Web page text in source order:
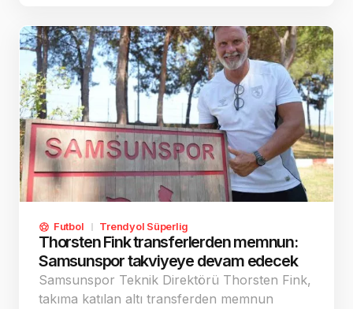
Futbol Trendyol Süperlig
Thorsten Fink transferlerden memnun:
Samsunspor takviyeye devam edecek
Samsunspor Teknik Direktörü Thorsten Fink,
takıma katılan altı transferden memnun